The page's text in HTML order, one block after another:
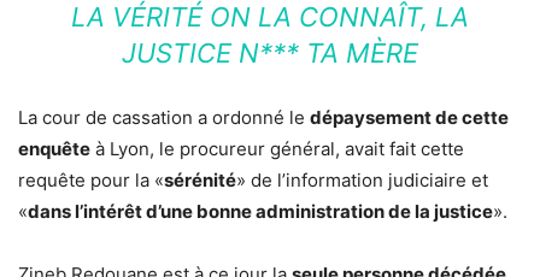
LA VÉRITÉ ON LA CONNAÎT, LA
JUSTICE N*** TA MÈRE
La cour de cassation a ordonné le dépaysement de cette
enquête à Lyon, le procureur général, avait fait cette
requête pour la «sérénité» de l’information judiciaire et
«dans l’intérêt d’une bonne administration de la justice».